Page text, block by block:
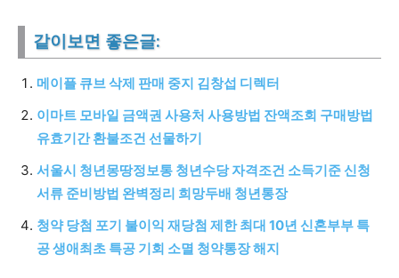
같이보면 좋은글:
메이플 큐브 삭제 판매 중지 김창섭 디렉터
이마트 모바일 금액권 사용처 사용방법 잔액조회 구매방법
유효기간 환불조건 선물하기
서울시 청년몽땅정보통 청년수당 자격조건 소득기준 신청
서류 준비방법 완벽정리 희망두배 청년통장
청약 당첨 포기 불이익 재당첨 제한 최대 10년 신혼부부 특
공 생애최초 특공 기회 소멸 청약통장 해지